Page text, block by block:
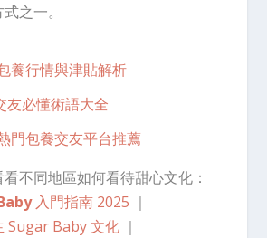
之一。
養行情與津貼解析
友必懂術語大全
門包養交友平台推薦
不同地區如何看待甜心文化：
入門指南 2025 ｜
Sugar Baby 文化 ｜